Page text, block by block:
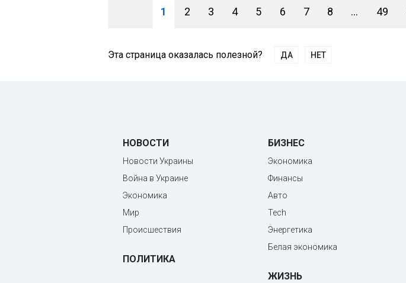
1 2 3 4 5 6 7 8 ... 49
Эта страница оказалась полезной? ДА НЕТ
НОВОСТИ
Новости Украины
Война в Украине
Экономика
Мир
Происшествия
ПОЛИТИКА
БИЗНЕС
Экономика
Финансы
Авто
Tech
Энергетика
Белая экономика
ЖИЗНЬ